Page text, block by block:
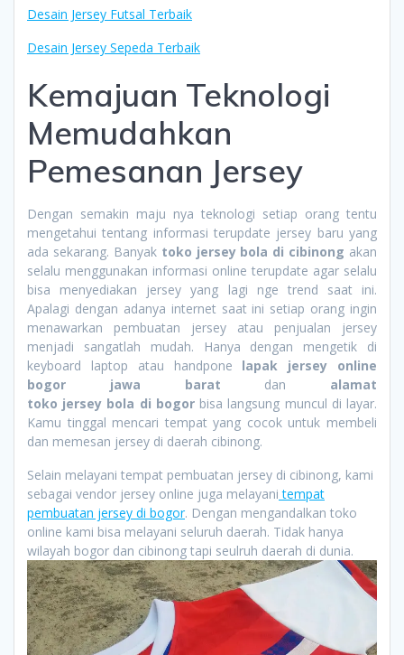
Desain Jersey Futsal Terbaik
Desain Jersey Sepeda Terbaik
Kemajuan Teknologi
Memudahkan
Pemesanan Jersey
Dengan semakin maju nya teknologi setiap orang tentu
mengetahui tentang informasi terupdate jersey baru yang
ada sekarang. Banyak toko jersey bola di cibinong akan
selalu menggunakan informasi online terupdate agar selalu
bisa menyediakan jersey yang lagi nge trend saat ini.
Apalagi dengan adanya internet saat ini setiap orang ingin
menawarkan pembuatan jersey atau penjualan jersey
menjadi sangatlah mudah. Hanya dengan mengetik di
keyboard laptop atau handpone lapak jersey online
bogor jawa barat dan alamat
toko jersey bola di bogor bisa langsung muncul di layar.
Kamu tinggal mencari tempat yang cocok untuk membeli
dan memesan jersey di daerah cibinong.
Selain melayani tempat pembuatan jersey di cibinong, kami
sebagai vendor jersey online juga melayani tempat
pembuatan jersey di bogor. Dengan mengandalkan toko
online kami bisa melayani seluruh daerah. Tidak hanya
wilayah bogor dan cibinong tapi seulruh daerah di dunia.